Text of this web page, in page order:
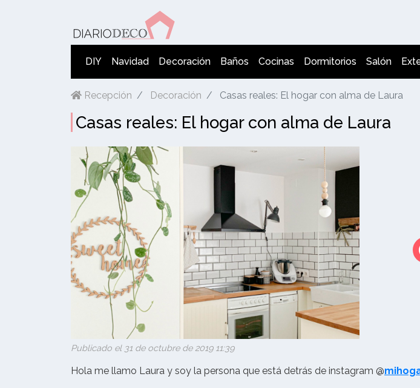
DIY Navidad Decoración Baños Cocinas Dormitorios Salón
Recepción Decoración Casas reales: El hogar con alma de Laura
Casas reales: El hogar con alma de Laura
Publicado el 31 de octubre de 2019 11:39
Hola me llamo Laura y soy la persona que está detrás de instagram @